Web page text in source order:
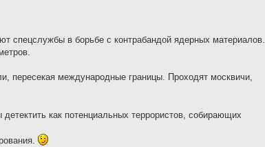
спецслужбы в борьбе с контрабандой ядерных материалов.
пересекая международные границы. Проходят москвичи,
как потенциальных террористов, собирающих